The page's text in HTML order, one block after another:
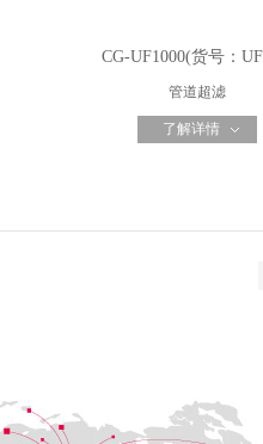
CG-UF1000(货号：
管道超滤
了解详情